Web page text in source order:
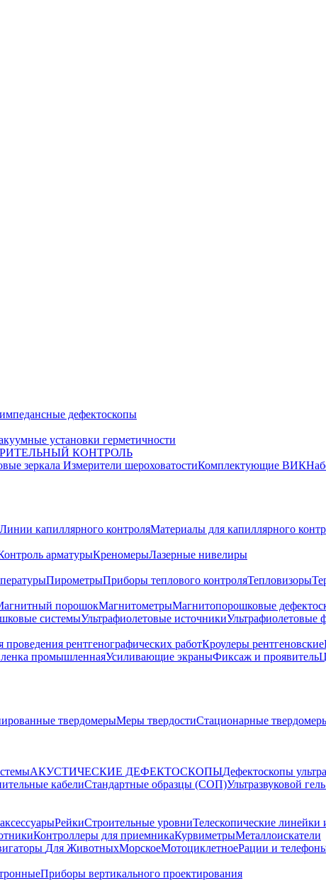
дефектоскопы
установки герметичности
КОНТРОЛЬ
зеркалаИзмерители шероховатостиКомплектующие ВИК
Линии капиллярного контроляМатериалы для капиллярного
арматурыКреномерыЛазерные нивелиры
ПирометрыПриборы теплового контроляТепловизоры
порошокМагнитометрыМагнитопорошковые
системыУльтрафиолетовые источникиУльтрафиолетовые
рентгенографических работКроулеры рентгеновские
промышленнаяУсиливающие экраныФиксаж и проявитель
твердомерыМеры твердостиСтационарные
АКУСТИЧЕСКИЕ ДЕФЕКТОСКОПЫДефектоскопы
кабелиСтандартные образцы (СОП)Ультразвуковой
РейкиСтроительные уровниТелескопические линейки
Контроллеры для приемникаКурвиметрыМеталлоискатели
Для ЖивотныхМорскоеМотоциклетноеРации и
Приборы вертикального проектирования